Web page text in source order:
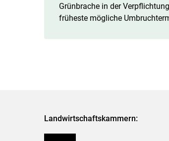
Grünbrache in der
früheste mögliche
Landwirtschaftskammern: